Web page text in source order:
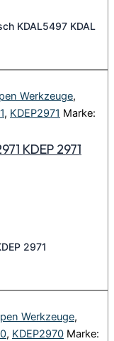
KDAL5497 KDAL
Werkzeuge,
, KDEP2971 Marke:
KDEP 2971
2971
Werkzeuge,
, KDEP2970 Marke: